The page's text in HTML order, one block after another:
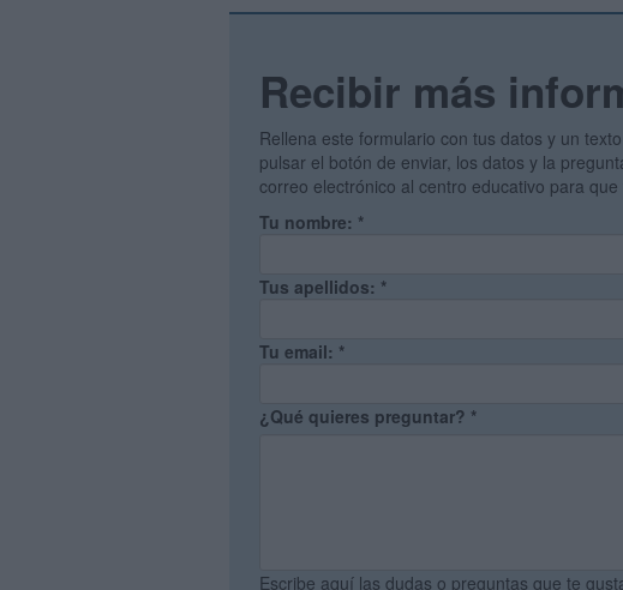
Recibir más
Rellena este formulario con tus datos y un
pulsar el botón de enviar, los datos y la
correo electrónico al centro educativo para
Tu nombre: *
Tus apellidos: *
Tu email: *
¿Qué quieres preguntar? *
Escribe aquí las dudas o preguntas que te